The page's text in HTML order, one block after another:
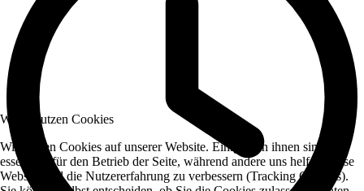
Wir benutzen Cookies
Wir nutzen Cookies auf unserer Website. Einige von ihnen sind
essenziell für den Betrieb der Seite, während andere uns helfen, diese
Website und die Nutzererfahrung zu verbessern (Tracking Cookies).